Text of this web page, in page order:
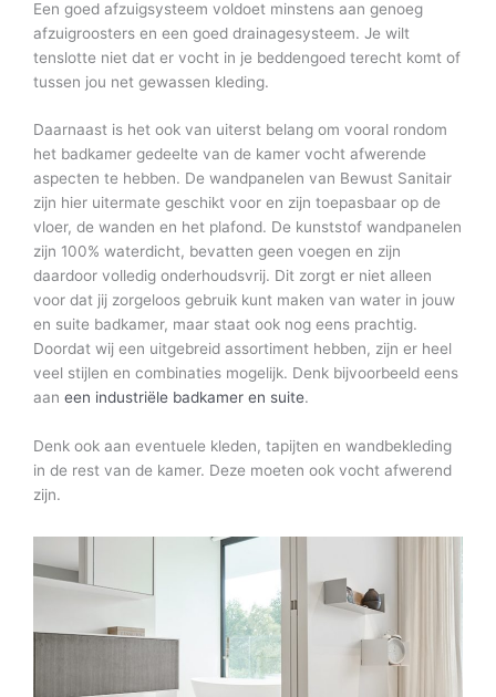
Een goed afzuigsysteem voldoet minstens aan genoeg
afzuigroosters en een goed drainagesysteem. Je wilt
tenslotte niet dat er vocht in je beddengoed terecht komt of
tussen jou net gewassen kleding.
Daarnaast is het ook van uiterst belang om vooral rondom
het badkamer gedeelte van de kamer vocht afwerende
aspecten te hebben. De wandpanelen van Bewust Sanitair
zijn hier uitermate geschikt voor en zijn toepasbaar op de
vloer, de wanden en het plafond. De kunststof wandpanelen
zijn 100% waterdicht, bevatten geen voegen en zijn
daardoor volledig onderhoudsvrij. Dit zorgt er niet alleen
voor dat jij zorgeloos gebruik kunt maken van water in jouw
en suite badkamer, maar staat ook nog eens prachtig.
Doordat wij een uitgebreid assortiment hebben, zijn er heel
veel stijlen en combinaties mogelijk. Denk bijvoorbeeld eens
aan een industriële badkamer en suite.
Denk ook aan eventuele kleden, tapijten en wandbekleding
in de rest van de kamer. Deze moeten ook vocht afwerend
zijn.